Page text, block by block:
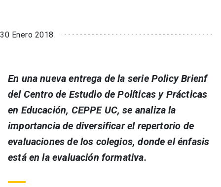
30 Enero 2018
En una nueva entrega de la serie Policy Brienf
del Centro de Estudio de Políticas y Prácticas
en Educación, CEPPE UC, se analiza la
importancia de diversificar el repertorio de
evaluaciones de los colegios, donde el énfasis
está en la evaluación formativa.